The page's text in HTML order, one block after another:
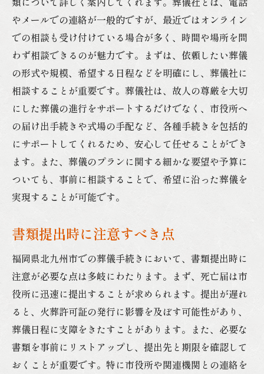
やメールでの連絡が一般的ですが、最近ではオンライン
での相談も受け付けている場合が多く、時間や場所を問
わず相談できるのが魅力です。まずは、依頼したい葬儀
の形式や規模、希望する日程などを明確にし、葬儀社に
相談することが重要です。葬儀社は、故人の尊厳を大切
にした葬儀の進行をサポートするだけでなく、市役所へ
の届け出手続きや式場の手配など、各種手続きを包括的
にサポートしてくれるため、安心して任せることができ
ます。また、葬儀のプランに関する細かな要望や予算に
ついても、事前に相談することで、希望に沿った葬儀を
実現することが可能です。
書類提出時に注意すべき点
福岡県北九州市での葬儀手続きにおいて、書類提出時に
注意が必要な点は多岐にわたります。まず、死亡届は市
役所に迅速に提出することが求められます。提出が遅れ
ると、火葬許可証の発行に影響を及ぼす可能性があり、
葬儀日程に支障をきたすことがあります。また、必要な
書類を事前にリストアップし、提出先と期限を確認して
おくことが重要です。特に市役所や関連機関との連絡を